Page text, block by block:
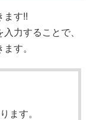
ます!!
力することで、
す。
ます。